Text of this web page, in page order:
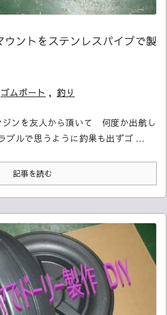
ウントをステンレスパイプで製
ゴムボート , 釣り
ジンを友人から頂いて 何度か出航し
ブルで思うように釣果も出ずゴ ...
記事を読む